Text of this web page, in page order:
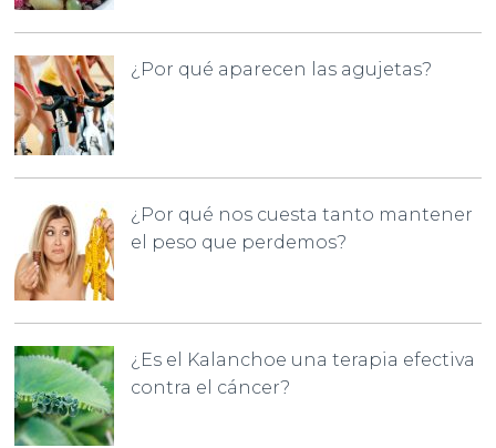
¿Por qué aparecen las agujetas?
¿Por qué nos cuesta tanto mantener
el peso que perdemos?
¿Es el Kalanchoe una terapia efectiva
contra el cáncer?